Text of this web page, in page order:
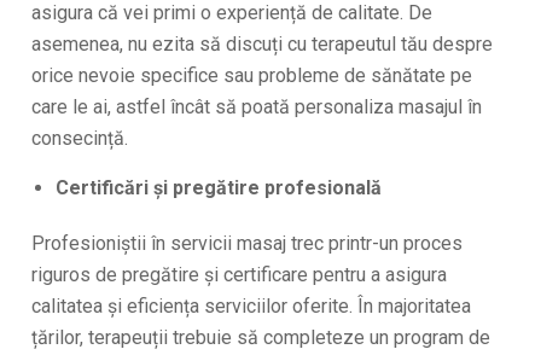
asigura că vei primi o experiență de calitate. De
asemenea, nu ezita să discuți cu terapeutul tău despre
orice nevoie specifice sau probleme de sănătate pe
care le ai, astfel încât să poată personaliza masajul în
consecință.
Certificări și pregătire profesională
Profesioniștii în servicii masaj trec printr-un proces
riguros de pregătire și certificare pentru a asigura
calitatea și eficiența serviciilor oferite. În majoritatea
țărilor, terapeuții trebuie să completeze un program de